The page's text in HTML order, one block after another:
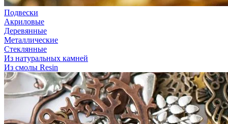
Подвески
Акриловые
Деревянные
Металлические
Стеклянные
Из натуральных камней
Из смолы Resin